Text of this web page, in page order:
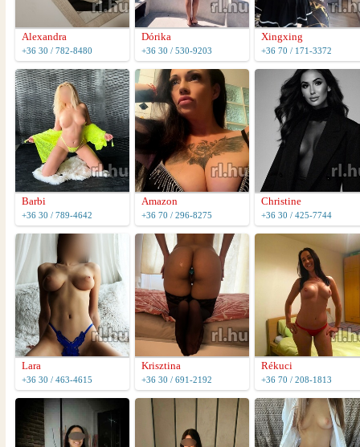
Alexandra
+36 30 / 782-8480
Dórika
+36 30 / 530-9203
Xingxing
+36 70 / 171-3372
Barbi
+36 30 / 789-4642
Amazon
+36 70 / 296-8275
Christine
+36 30 / 425-7744
Lara
+36 30 / 463-4615
Krisztina
+36 30 / 691-2192
Rékuci
+36 70 / 208-1813